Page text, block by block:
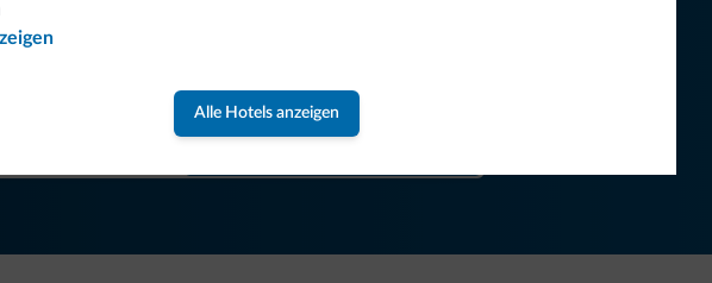
Alle Hotels anzeigen
und Neuigkeiten für Ihren Urlaub in den Dolomiten.
NEWSLETTER ABONNIEREN